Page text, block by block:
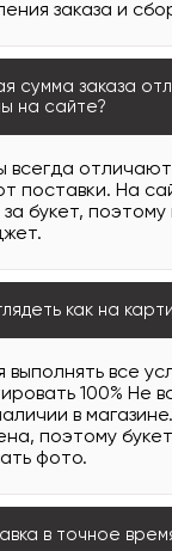
заказа и
сумма заказа
на сайте?
всегда
поставки. На
букет, поэтому
как на
все
100% Не
в
поэтому
фото.
в точное